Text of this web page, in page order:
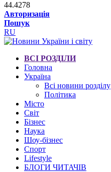
44.4278
Авторизація
Пошук
RU
ВСІ РОЗДІЛИ
Головна
Україна
Всі новини розділу
Політика
Місто
Світ
Бізнес
Наука
Шоу-бізнес
Спорт
Lifestyle
БЛОГИ ЧИТАЧІВ